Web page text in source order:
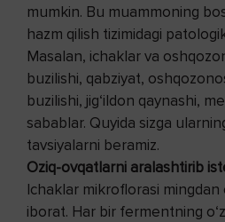
mumkin. Bu muammoning
hazm qilish tizimidagi
Masalan, ichaklar va
buzilishi, qabziyat,
buzilishi, jig‘ildon qaynashi,
sabablar. Quyida sizga
tavsiyalarni beramiz.
Oziq-ovqatlarni aralashtirib
Ichaklar mikroflorasi
iborat. Har bir fermentning